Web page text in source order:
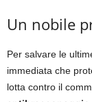
Un nobile
Per salvare le
immediata che
lotta contro il